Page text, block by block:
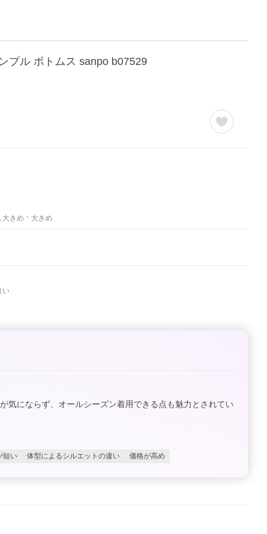
プル ボトムス sanpo b07529
大きめ 大きめ
い
気にならず、オールシーズン着用できる点も魅力とされてい
短い 体型によるシルエットの違い 価格が高め